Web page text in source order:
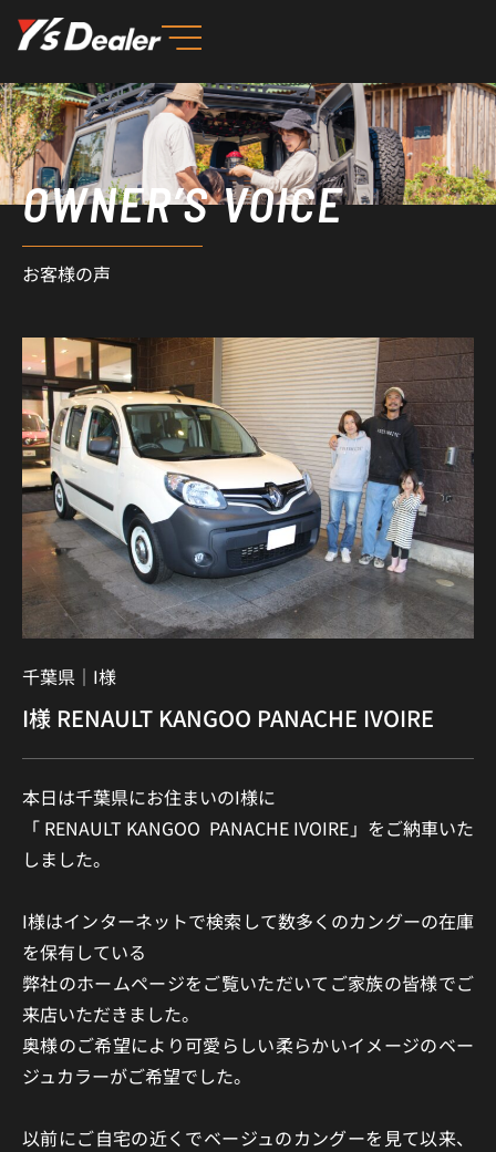
を
ス
キ
ッ
プ OWNER’S VOICE
お客様の声
千葉県｜ I様
I様 RENAULT KANGOO PANACHE IVOIRE
本日は千葉県にお住まいのI様に
「 RENAULT KANGOO PANACHE IVOIRE」をご納車いた
しました。
I様はインターネットで検索して数多くのカングーの在庫
を保有している
弊社のホームページをご覧いただいてご家族の皆様でご
来店いただきました。
奥様のご希望により可愛らしい柔らかいイメージのベー
ジュカラーがご希望でした。
以前にご自宅の近くでベージュのカングーを見て以来、